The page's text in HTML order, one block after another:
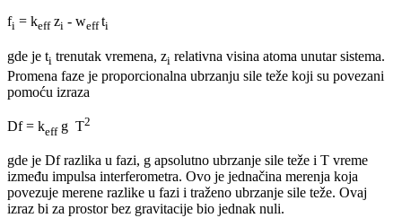
fi = keffzi - weffti
gde je ti trenutak vremena, zi relativna visina atoma unutar sistema.
Promena faze je proporcionalna ubrzanju sile teže koji su povezani
pomoću izraza
Df = keffg T2
gde je Df razlika u fazi, g apsolutno ubrzanje sile teže i T vreme
između impulsa interferometra. Ovo je jednačina merenja koja
povezuje merene razlike u fazi i traženo ubrzanje sile teže. Ovaj
izraz bi za prostor bez gravitacije bio jednak nuli.